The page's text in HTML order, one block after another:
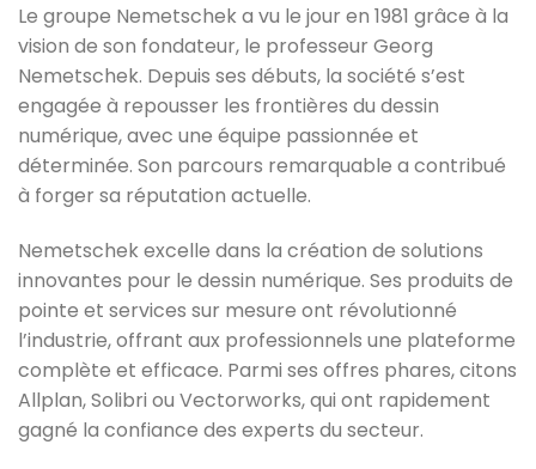
Le groupe Nemetschek a vu le jour en 1981 grâce à la
vision de son fondateur, le professeur Georg
Nemetschek. Depuis ses débuts, la société s’est
engagée à repousser les frontières du dessin
numérique, avec une équipe passionnée et
déterminée. Son parcours remarquable a contribué
à forger sa réputation actuelle.
Nemetschek excelle dans la création de solutions
innovantes pour le dessin numérique. Ses produits de
pointe et services sur mesure ont révolutionné
l’industrie, offrant aux professionnels une plateforme
complète et efficace. Parmi ses offres phares, citons
Allplan, Solibri ou Vectorworks, qui ont rapidement
gagné la confiance des experts du secteur.